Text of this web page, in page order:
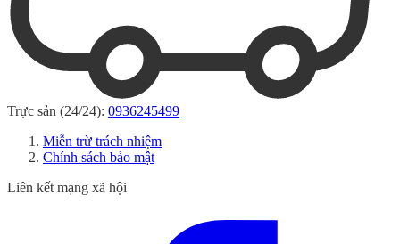
Trực sản (24/24): 0936245499
Miễn trừ trách nhiệm
Chính sách bảo mật
Liên kết mạng xã hội